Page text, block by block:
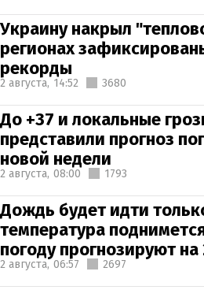
Украину накрыл
регионах
рекорды
2 августа, 14:52 3680
До +37 и локальные
представили прогноз
новой недели
2 августа, 08:00 1793
Дождь будет идти
температура
погоду прогнозируют на
2 августа, 06:57 2697